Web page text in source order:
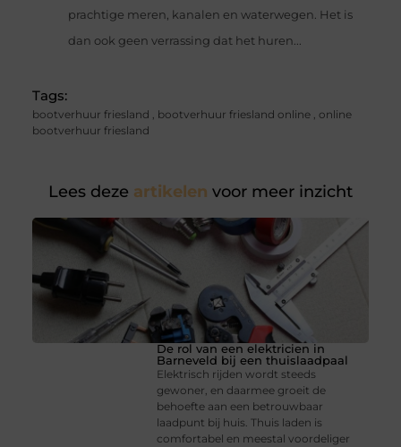
prachtige meren, kanalen en waterwegen. Het is
dan ook geen verrassing dat het huren...
Tags:
bootverhuur friesland , bootverhuur friesland online, online
bootverhuur friesland
Lees deze artikelen voor meer inzicht
De rol van een elektricien in
Barneveld bij een thuislaadpaal
Elektrisch rijden wordt steeds
gewoner, en daarmee groeit de
behoefte aan een betrouwbaar
laadpunt bij huis. Thuis laden is
comfortabel en meestal voordeliger